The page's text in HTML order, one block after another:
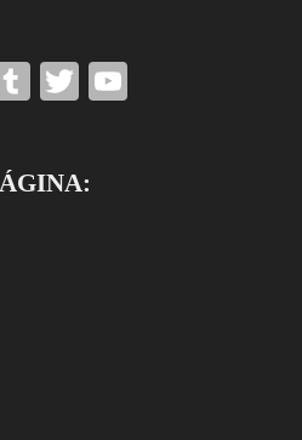
LinkedIn
TumblrTwitter